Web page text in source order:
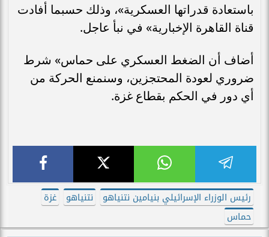
باستعادة قدراتها العسكرية»، وذلك حسبما أفادت
قناة القاهرة الإخبارية» في نبأ عاجل.
أضاف أن الضغط العسكري على حماس» شرط
ضروري لعودة المحتجزين، وسنمنع الحركة من
أي دور في الحكم بقطاع غزة.
رئيس الوزراء الإسرائيلي بنيامين نتنياهو نتنياهو
غزة
حماس